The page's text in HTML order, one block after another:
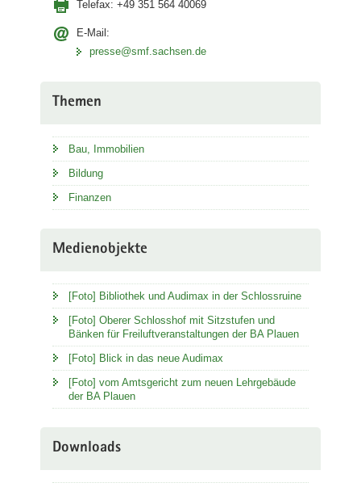
Telefax: +49 351 564 40069
E-Mail:
presse@smf.sachsen.de
Themen
Bau, Immobilien
Bildung
Finanzen
Medienobjekte
[Foto] Bibliothek und Audimax in der Schlossruine
[Foto] Oberer Schlosshof mit Sitzstufen und
Bänken für Freiluftveranstaltungen der BA Plauen
[Foto] Blick in das neue Audimax
[Foto] vom Amtsgericht zum neuen Lehrgebäude
der BA Plauen
Downloads